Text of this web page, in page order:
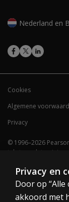
Nederland en
Cookies
Algemene
Privacy
© 1996–2026
tekst- en datamining
Privacy en
Door op
akkoord met